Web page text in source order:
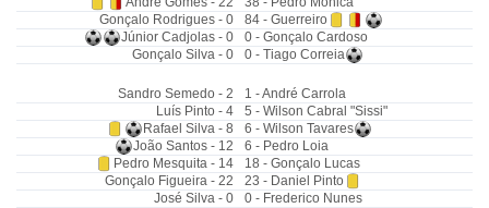
Gonçalo Rodrigues - 0
Júnior Cadjolas - 0
Gonçalo Silva - 0
84 - Guerreiro
0 - Gonçalo Cardoso
0 - Tiago Correia
Sandro Semedo - 2
Luís Pinto - 4
Rafael Silva - 8
João Santos - 12
Pedro Mesquita - 14
Gonçalo Figueira - 22
José Silva - 0
1 - André Carrola
5 - Wilson Cabral "Sissi"
6 - Wilson Tavares
6 - Pedro Loia
18 - Gonçalo Lucas
23 - Daniel Pinto
0 - Frederico Nunes